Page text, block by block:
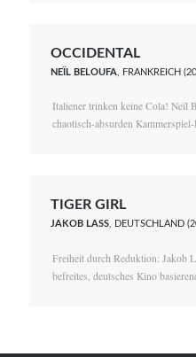
OCCIDENTAL
NEÏL BELOUFA , FRANKREICH
Italiener trinken keine Cola! Neïl
chaotisch-absurden Kammerspiel-
TIGER GIRL
JAKOB LASS, DEUTSCHLAND
Freiheit durch Reduktion: Jakob
befreites, deutsches Kino